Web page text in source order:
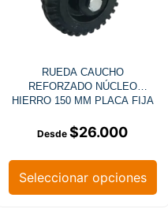
RUEDA CAUCHO
REFORZADO NÚCLEO
HIERRO 150 MM PLACA FIJA
$26.000
Seleccionar opciones